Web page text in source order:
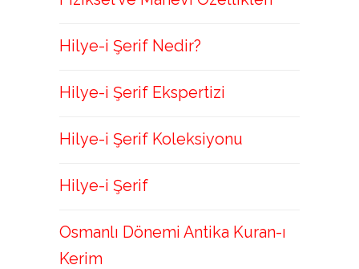
Hilye-i Şerif Nedir?
Hilye-i Şerif Ekspertizi
Hilye-i Şerif Koleksiyonu
Hilye-i Şerif
Osmanlı Dönemi Antika Kuran-ı
Kerim